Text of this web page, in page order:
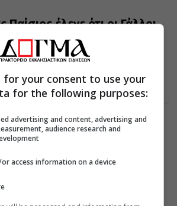
Παίσιος έλεγε ότι οι Γάλλοι
είναι κράτος προοδευμένο – δεν είναι
ογδόντα χιλιάδες έγιναν
for your consent to use your
for the following purposes:
advertising and content, advertising and
audience research and
access information on a device